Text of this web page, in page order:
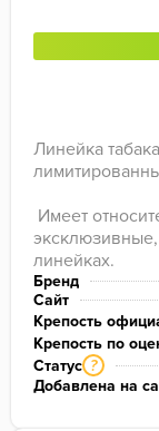
Линейка
эксклюзивные,
линейках.
Бренд
Сайт
Крепость
Крепость по
Статус ?
Добавлена на